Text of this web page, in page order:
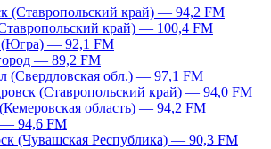
(Ставропольский край) — 94,2 FM
край) — 100,4 FM
(Югра) — 92,1 FM
— 89,2 FM
(Свердловская обл.) — 97,1 FM
(Ставропольский край) — 94,0 FM
область) — 94,2 FM
— 94,6 FM
(Чувашская Республика) — 90,3 FM